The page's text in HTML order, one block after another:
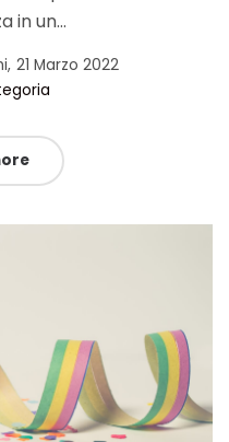
in un…
Posted
on
21 Marzo 2022